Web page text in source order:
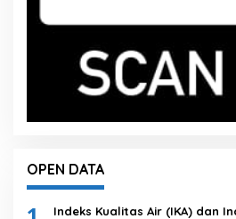
OPEN DATA
Indeks Kualitas Air (IKA) dan